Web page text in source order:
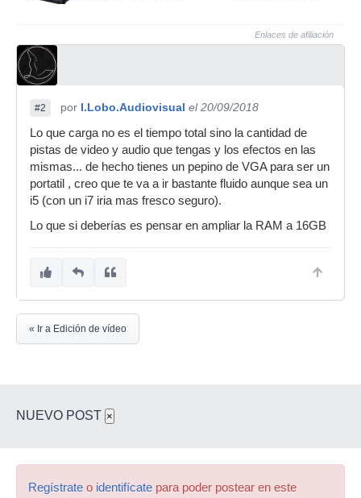
Enlaces de afiliación
#2 por I.Lobo.Audiovisual el 20/09/2018
Lo que carga no es el tiempo total sino la cantidad de
pistas de video y audio que tengas y los efectos en las
mismas... de hecho tienes un pepino de VGA para ser un
portatil , creo que te va a ir bastante fluido aunque sea un
i5 (con un i7 iria mas fresco seguro).
Lo que si deberías es pensar en ampliar la RAM a 16GB
« Ir a Edición de vídeo
NUEVO POST ×
Regístrate o identifícate para poder postear en este